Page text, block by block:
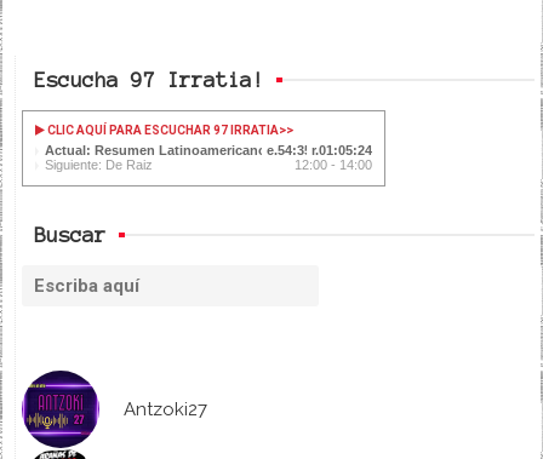
Escucha 97 Irratia!
CLIC AQUÍ PARA ESCUCHAR 97 IRRATIA>>
Actual: Resumen Latinoamericano 54:35 01:05:24
Siguiente: De Raiz
12:00 - 14:00
Buscar
Antzoki27